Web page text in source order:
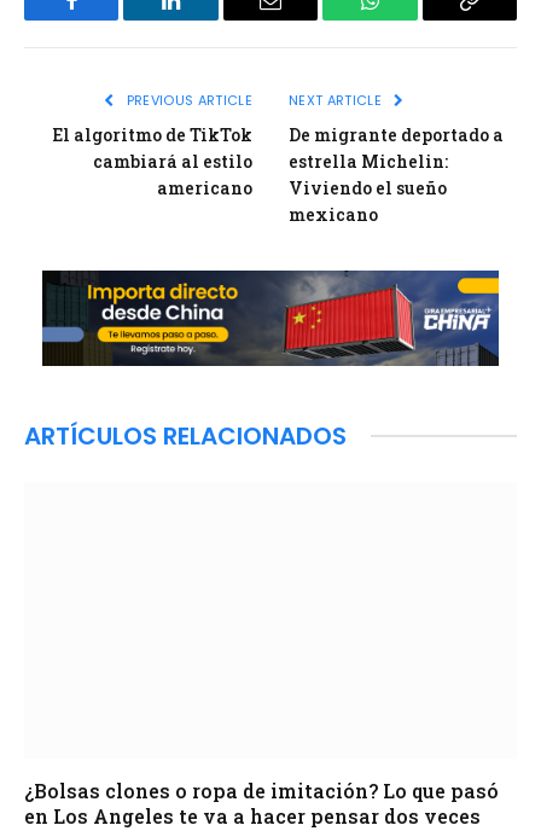
Facebook LinkedIn Email WhatsApp Copy
PREVIOUS ARTICLE
El algoritmo de TikTok
cambiará al estilo
americano
NEXT ARTICLE
De migrante deportado a
estrella Michelin:
Viviendo el sueño
mexicano
ARTÍCULOS RELACIONADOS
¿Bolsas clones o ropa de imitación? Lo que pasó
en Los Angeles te va a hacer pensar dos veces